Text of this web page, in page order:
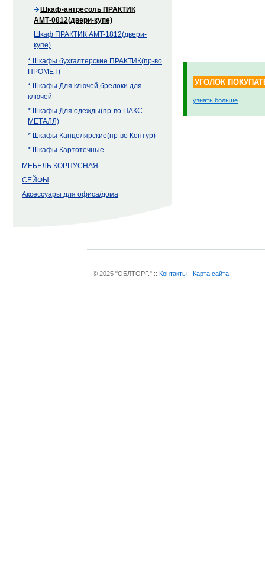
Шкаф-антресоль ПРАКТИК
АМТ-0812(двери-купе)
Шкаф ПРАКТИК AMT-1812(двери-
купе)
* Шкафы бухгалтерские ПРАКТИК(пр-во
ПРОМЕТ)
* Шкафы Для ключей,брелоки для
ключей
* Шкафы Для одежды(пр-во ПАКС-
МЕТАЛЛ)
* Шкафы Канцелярские(пр-во Контур)
* Шкафы Картотечные
МЕБЕЛЬ КОРПУСНАЯ
СЕЙФЫ
Аксессуары для офиса/дома
УГОЛОК
узнать больше
© 2025 "ОБЛТОРГ." :: Контакты Карта сайта